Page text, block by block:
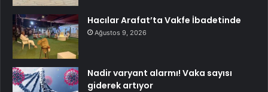
Hacılar Arafat’ta Vakfe İbadetinde
Ağustos 9, 2026
Nadir varyant alarmı! Vaka sayısı
giderek artıyor